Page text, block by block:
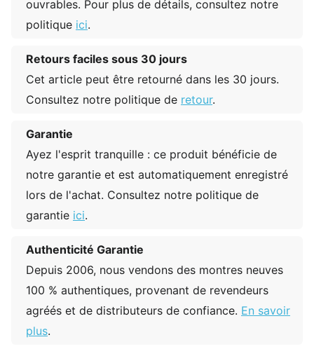
ouvrables. Pour plus de détails, consultez notre
politique ici.
Retours faciles sous 30 jours
Cet article peut être retourné dans les 30 jours.
Consultez notre politique de retour.
Garantie
Ayez l'esprit tranquille : ce produit bénéficie de
notre garantie et est automatiquement enregistré
lors de l'achat. Consultez notre politique de
garantie ici.
Authenticité Garantie
Depuis 2006, nous vendons des montres neuves
100 % authentiques, provenant de revendeurs
agréés et de distributeurs de confiance. En savoir
plus.